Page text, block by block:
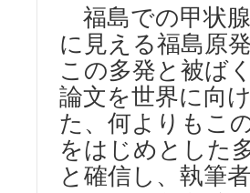
福島での甲状
に見える福島原
この多発と被ば
論文を世界に向
た、何よりもこ
をはじめとした
と確信し、執筆